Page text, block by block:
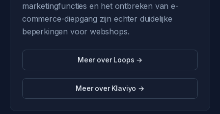
marketingfuncties en het ontbreken van e-
commerce-diepgang zijn echter duidelijke
beperkingen voor webshops.
Meer over Loops →
Meer over Klaviyo →